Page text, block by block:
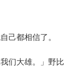
都相信了。
们大雄。」野比